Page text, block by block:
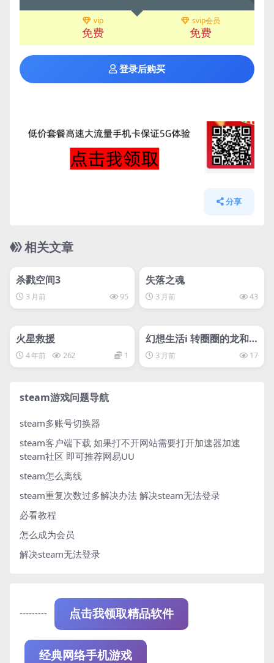
vip
免费
svip会员
免费
登录后购买
分享
相关文章
杀戮空间3
3 月前 95
失落之魂
3 月前 43
火星救援
4 年前 262 1
svip专属
幻想生活i 转圈圈的龙和
偷取时间的少女
3 月前 17
steam游戏问题导航
steam多账号切换器
steam客户端下载 如果打不开网站需要打开加速器加速
steam社区 即可推荐网易UU
steam怎么离线
steam重复次数过多解决办法 解决steam无法登录
必看教程
怎么成为会员
解决steam无法登录
--------- 点击我领取精品软件
经典网络手机游戏